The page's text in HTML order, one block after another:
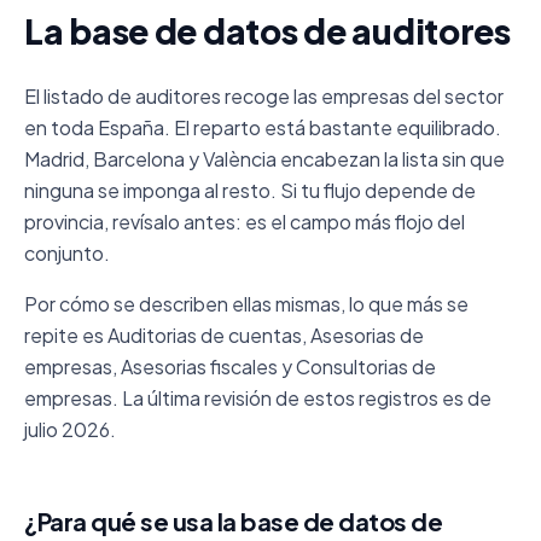
La base de datos de auditores
El listado de auditores recoge las empresas del sector
en toda España. El reparto está bastante equilibrado.
Madrid, Barcelona y València encabezan la lista sin que
ninguna se imponga al resto. Si tu flujo depende de
provincia, revísalo antes: es el campo más flojo del
conjunto.
Por cómo se describen ellas mismas, lo que más se
repite es Auditorias de cuentas, Asesorias de
empresas, Asesorias fiscales y Consultorias de
empresas. La última revisión de estos registros es de
julio 2026.
¿Para qué se usa la base de datos de